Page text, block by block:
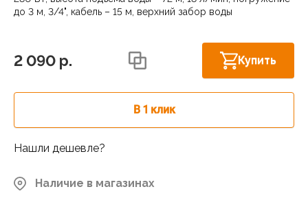
до 3 м, 3/4", кабель – 15 м, верхний забор воды
2 090 p. Купить
В 1 клик
Нашли дешевле?
Наличие в магазинах